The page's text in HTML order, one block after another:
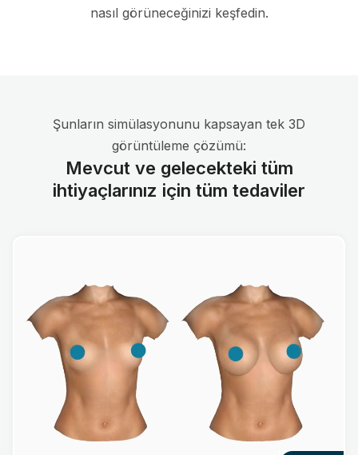
nasıl görüneceğinizi keşfedin.
Şunların simülasyonunu kapsayan tek 3D
görüntüleme çözümü:
Mevcut ve gelecekteki tüm
ihtiyaçlarınız için tüm tedaviler